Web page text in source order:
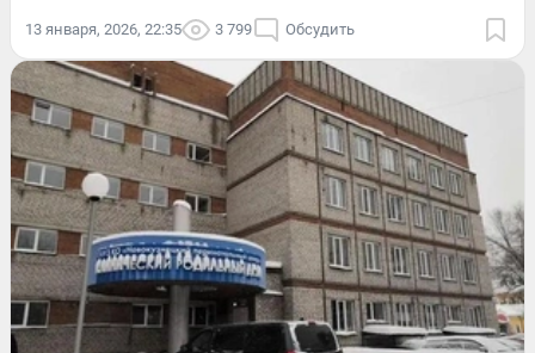
13 января, 2026, 22:35 3 799 Обсудить